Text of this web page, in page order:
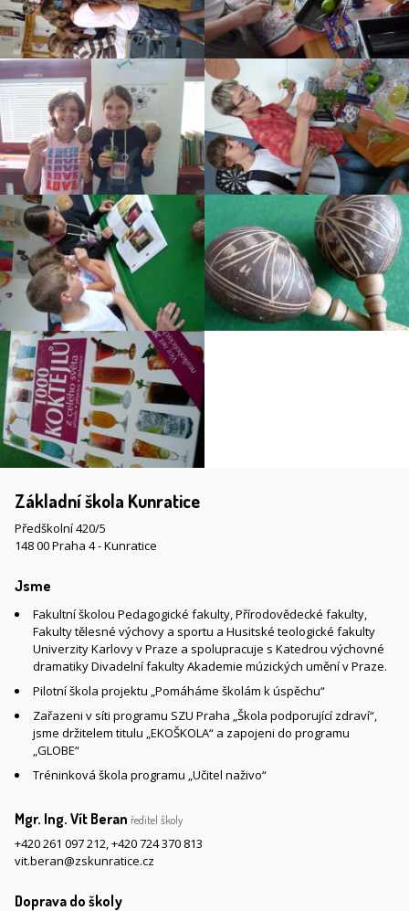
Základní škola Kunratice
Předškolní 420/5
148 00 Praha 4 - Kunratice
Jsme
Fakultní školou Pedagogické fakulty, Přírodovědecké fakulty,
Fakulty tělesné výchovy a sportu a Husitské teologické fakulty
Univerzity Karlovy v Praze a spolupracuje s Katedrou výchovné
dramatiky Divadelní fakulty Akademie múzických umění v Praze.
Pilotní škola projektu „Pomáháme školám k úspěchu“
Zařazeni v síti programu SZU Praha „Škola podporující zdraví“,
jsme držitelem titulu „EKOŠKOLA“ a zapojeni do programu
„GLOBE“
Tréninková škola programu „Učitel naživo“
Mgr. Ing. Vít Beran ředitel školy
+420 261 097 212,+420 724 370 813
vit.beran@zskunratice.cz
Doprava do školy